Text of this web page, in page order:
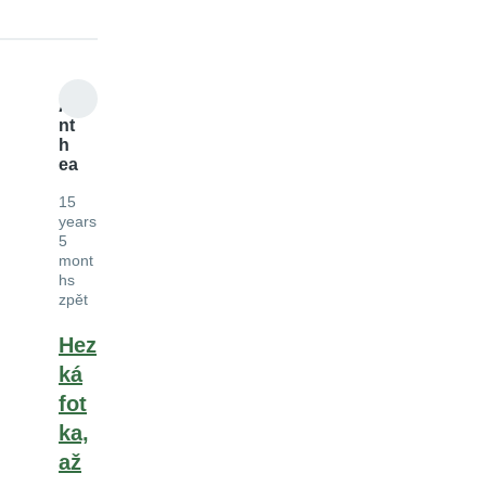
A
nt
h
ea
15
years
5
mont
hs
zpět
Hez
ká
fot
ka,
až